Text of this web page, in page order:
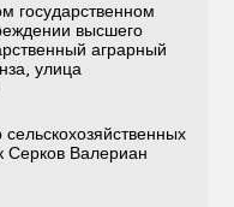
государственном
высшего
аграрный
улица
сельскохозяйственных
Серков Валериан